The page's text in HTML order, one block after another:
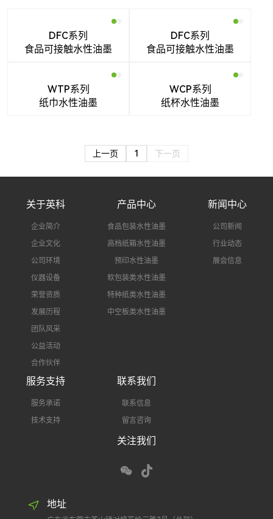
DFC系列
食品可接触水性油墨
DFC系列
食品可接触水性油墨
WTP系列
纸巾水性油墨
WCP系列
纸杯水性油墨
上一页 1 下一页
关于英科
企业简介
企业文化
公司环境
仪器设备
荣誉资质
发展历程
团队风采
公益活动
合作伙伴
产品中心
食品包装水性油墨
高档纸箱水性油墨
预印水性油墨
软包装类水性油墨
特种纸类水性油墨
中空板类水性油墨
新闻中心
公司新闻
行业动态
展会信息
服务支持
服务承诺
技术支持
联系我们
联系信息
留言咨询
关注我们
地址